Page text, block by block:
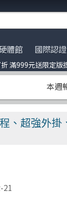
999元送限定
體館 國際認證
滿999元送限定版
本週
、超強外
21